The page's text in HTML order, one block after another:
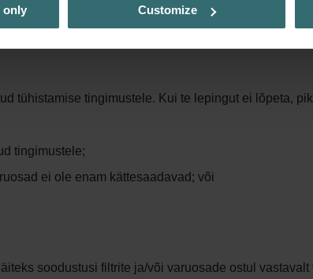
only Customize
hindu. Hinnatõusu korral on teil õigus leping
tühistamise tingimustele. Kui te lepingut ei lõpeta,
tingimustele;
ei ole enam kättesaadavad; või
soodustusi filtrite ja/või varuosade ostul